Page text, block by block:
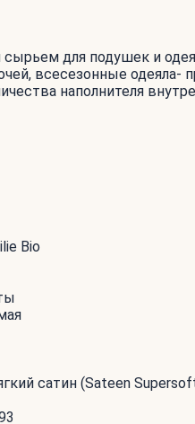
для подушек и
всесезонные
наполнителя
Bio
сатин (Sateen